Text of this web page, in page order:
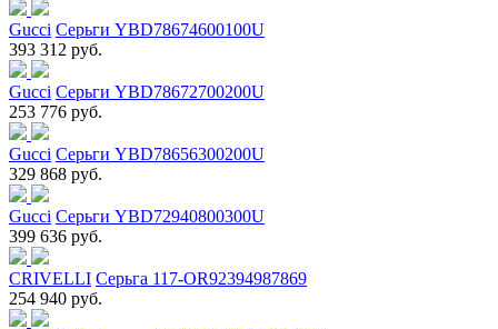
Gucci Серьги YBD78674600100U
393 312 руб.
Gucci Серьги YBD78672700200U
253 776 руб.
Gucci Серьги YBD78656300200U
329 868 руб.
Gucci Серьги YBD72940800300U
399 636 руб.
CRIVELLI Серьга 117-OR92394987869
254 940 руб.